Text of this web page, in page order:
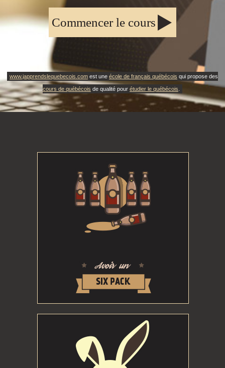
Commencer le cours
www.japprendslequebecois.com est une école de français québécois qui propose des
cours de québécois de qualité pour étudier le québécois